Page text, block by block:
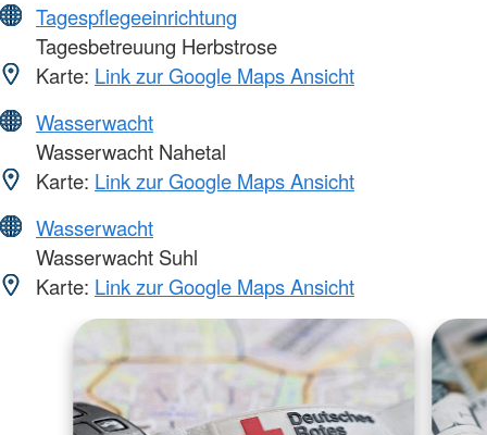
Tagespflegeeinrichtung
Tagesbetreuung Herbstrose
Karte: Link zur Google Maps Ansicht
Wasserwacht
Wasserwacht Nahetal
Karte: Link zur Google Maps Ansicht
Wasserwacht
Wasserwacht Suhl
Karte: Link zur Google Maps Ansicht